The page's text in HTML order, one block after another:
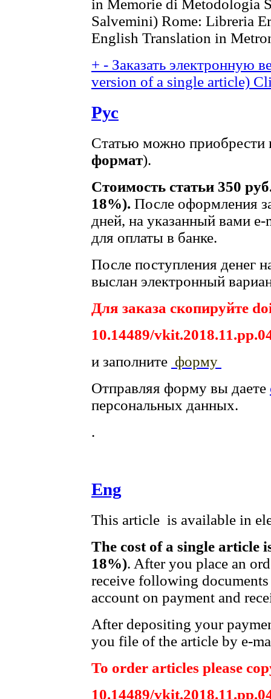
in Memorie di Metodologia
Salvemini) Rome: Libreria
English Translation in
+ - Заказать электронную
version of a single article)
Рус
Статью можно приобрести
формат).
Стоимость статьи 350
18%). После оформления
дней, на указанный вами
для оплаты в банке.
После поступления денег
выслан электронный
Для заказа скопируйте
10.14489/
и заполните форму
Отправляя форму вы даете
персональных данных.
.
Eng
This article is available in
The cost of a single article
18%). After you place an
receive following
account on payment and
After depositing your
you file of the article by e-
To order articles please
10.14489/